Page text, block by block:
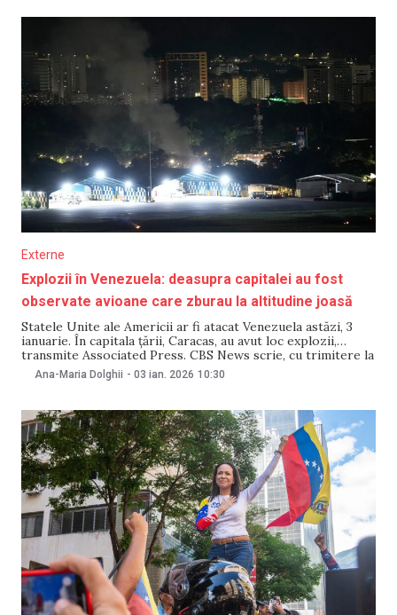
Externe
Explozii în Venezuela: deasupra capitalei au fost
observate avioane care zburau la altitudine joasă
Statele Unite ale Americii ar fi atacat Venezuela astăzi, 3
ianuarie. În capitala țării, Caracas, au avut loc explozii,
transmite Associated Press. CBS News scrie, cu trimitere la
oficiali americani, că președintele SUA, Donald Trump, a
ordonat atacuri asupra unor situri din Venezuela, inclusiv
Ana-Maria Dolghii - 03 ian. 2026 10:30